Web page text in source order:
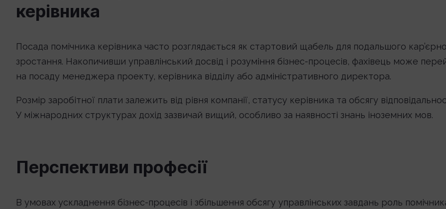
керівника
Посада помічника керівника часто розглядається як стартовий щабель для подальшого
зростання. Накопичивши управлінський досвід і розуміння бізнес-процесів, фахівець може
на посаду менеджера проекту, керівника відділу або адміністративного директора.
Розмір заробітної плати залежить від рівня компанії, статусу керівника та обсягу
У міжнародних структурах дохід зазвичай вищий, особливо за наявності знань іноземних мов.
Перспективи професії
В умовах ускладнення бізнес-процесів і збільшення обсягу управлінських завдань роль